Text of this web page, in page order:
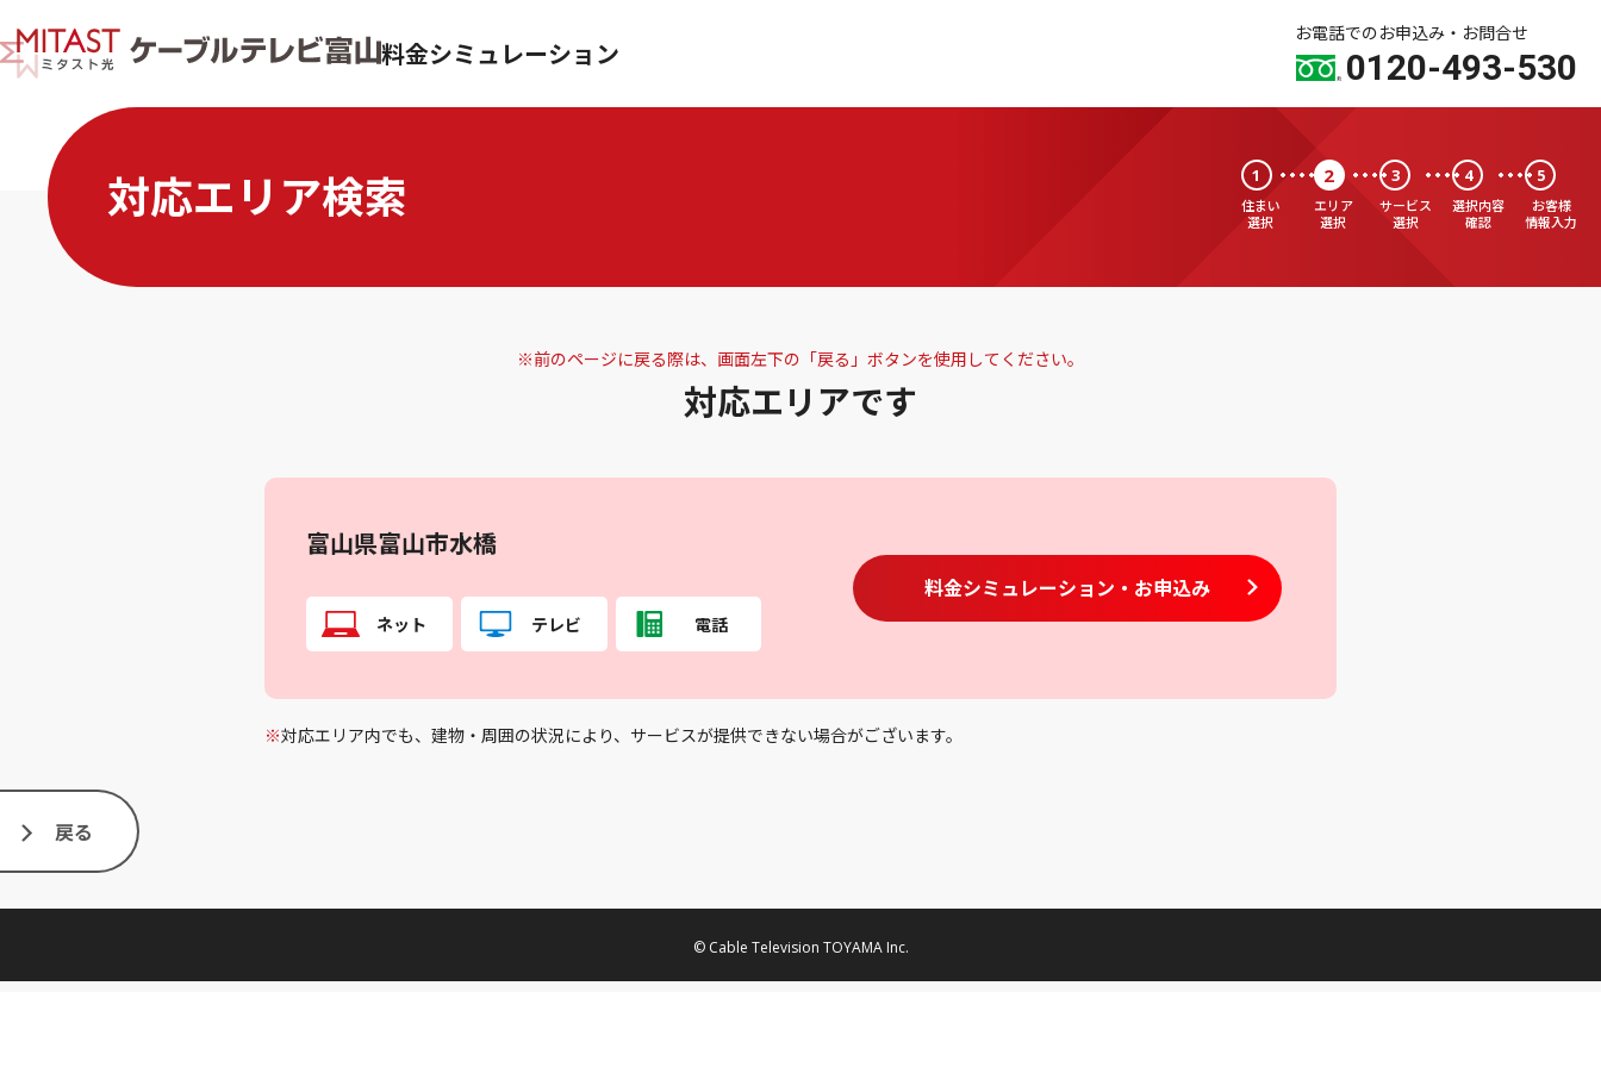
料金シミュレーション
お電話でのお申込み・お問合せ
0120-493-530
対応エリア検索 1
住まい
選択
2
エリア
選択
3
サービス
選択
4
選択内容
確認
5
お客様
情報入力
※前のページに戻る際は、画面左下の「戻る」ボタンを使用してください。
対応エリアです
富山県富山市水橋
ネット テレビ 電話
料金シミュレーション ・お申込み
※対応エリア内でも、建物・周囲の状況により、サービスが提供できない場合がございます。
戻る
© Cable Television TOYAMA Inc.